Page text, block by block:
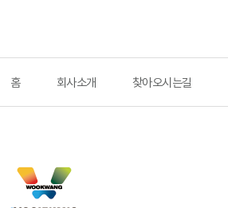
홈 회사소개 찾아오시는길